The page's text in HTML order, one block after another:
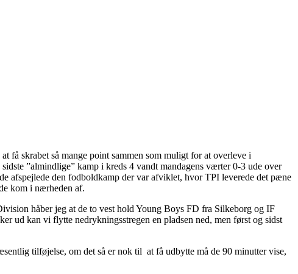
skrabet så mange point sammen som muligt for at overleve i
”almindlige” kamp i kreds 4 vandt mandagens værter 0-3 ude over
afspejlede den fodboldkamp der var afviklet, hvor TPI leverede det pæne
kom i nærheden af.
håber jeg at de to vest hold Young Boys FD fra Silkeborg og IF
ud kan vi flytte nedrykningsstregen en pladsen ned, men først og sidst
tilføjelse, om det så er nok til at få udbytte må de 90 minutter vise,